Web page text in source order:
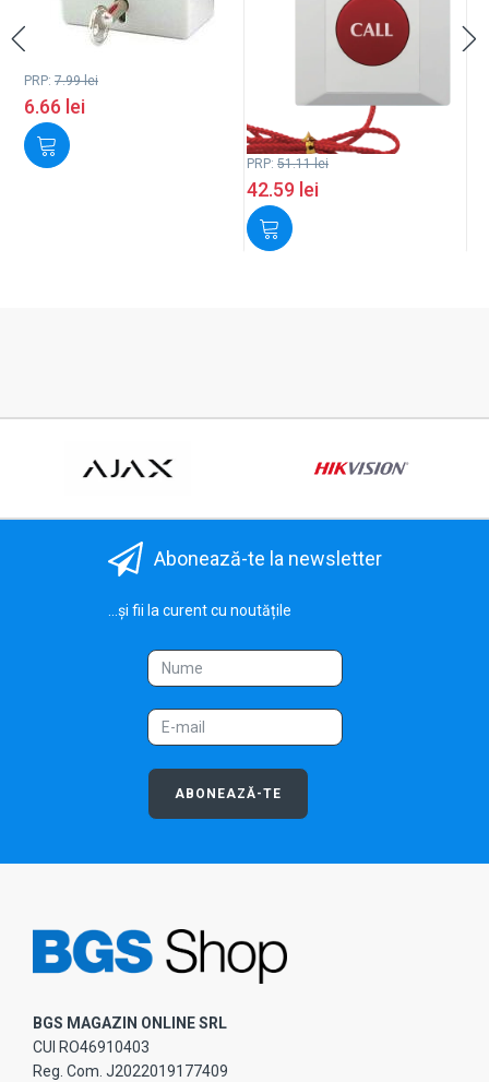
PRP: 7.99lei
6.66 lei
PRP: 51.11lei
42.59 lei
Abonează-te la newsletter
...și fii la curent cu noutățile
ABONEAZĂ-TE
BGS MAGAZIN ONLINE SRL
CUI RO46910403
Reg. Com. J2022019177409